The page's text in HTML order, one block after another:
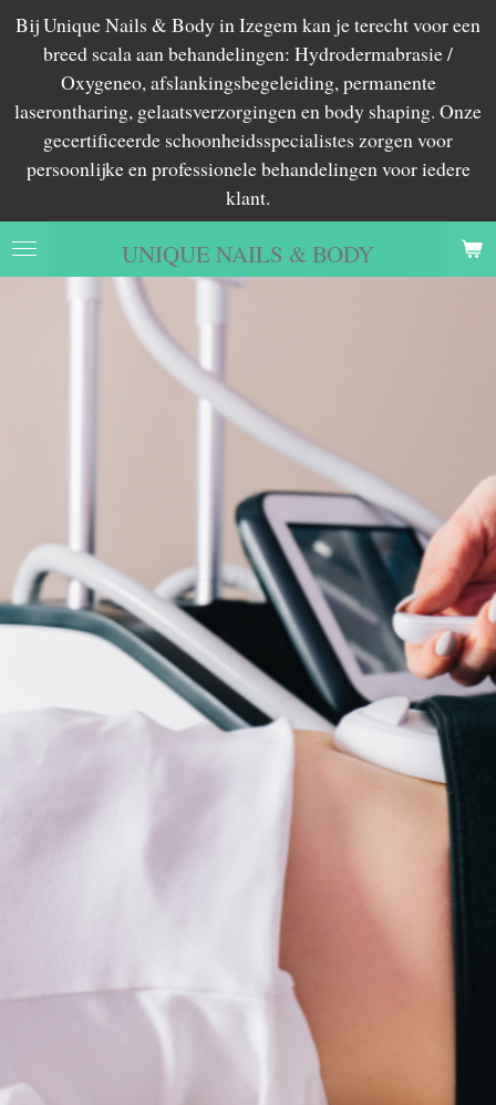
Ga
direct
de
hoofdinhoud
UNIQUE NAILS & BODY
Bij Unique Nails & Body in Izegem kan je terecht voor een
breed scala aan behandelingen: Hydrodermabrasie /
Oxygeneo, afslankingsbegeleiding, permanente
laserontharing, gelaatsverzorgingen en body shaping. Onze
gecertificeerde schoonheidsspecialistes zorgen voor
persoonlijke en professionele behandelingen voor iedere
klant.